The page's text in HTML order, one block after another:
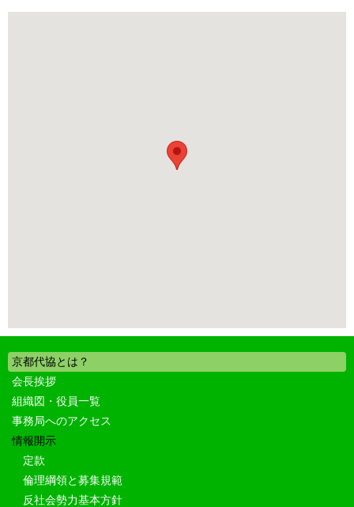
京都代協とは？
会長挨拶
組織図・役員一覧
事務局へのアクセス
情報開示
定款
倫理綱領と募集規範
反社会勢力基本方針